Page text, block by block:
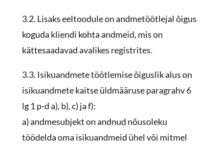
3.2. Lisaks eeltoodule on andmetöötlejal õigus
koguda kliendi kohta andmeid, mis on
kättesaadavad avalikes registrites.
3.3. Isikuandmete töötlemise õiguslik alus on
isikuandmete kaitse üldmääruse paragrahv 6
lg 1 p-d a), b), c) ja f):
a) andmesubjekt on andnud nõusoleku
töödelda oma isikuandmeid ühel või mitmel